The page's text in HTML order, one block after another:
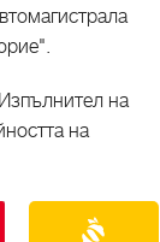
на
на